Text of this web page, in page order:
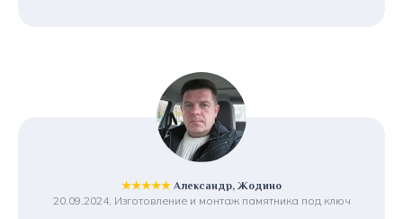
★★★★★ Александр, Жодино
20.09.2024, Изготовление и монтаж памятника под ключ